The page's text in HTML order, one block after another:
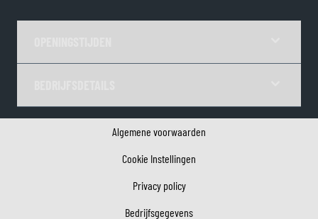
Algemene voorwaarden
Cookie Instellingen
Privacy policy
Bedrijfsgegevens